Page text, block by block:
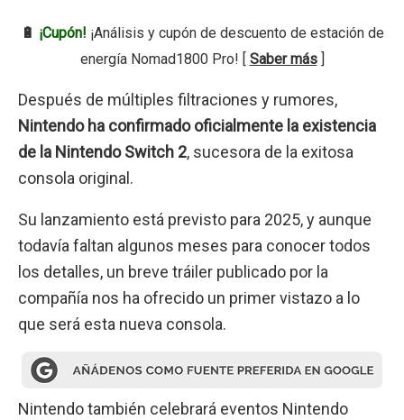
🔋 ¡Cupón! ¡Análisis y cupón de descuento de estación de
energía Nomad1800 Pro! [ Saber más]
Después de múltiples filtraciones y rumores,
Nintendo ha confirmado oficialmente la existencia
de la Nintendo Switch 2, sucesora de la exitosa
consola original.
Su lanzamiento está previsto para 2025, y aunque
todavía faltan algunos meses para conocer todos
los detalles, un breve tráiler publicado por la
compañía nos ha ofrecido un primer vistazo a lo
que será esta nueva consola.
Nintendo también celebrará eventos Nintendo